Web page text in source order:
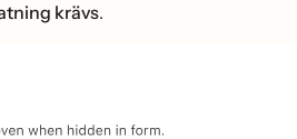
krävs.